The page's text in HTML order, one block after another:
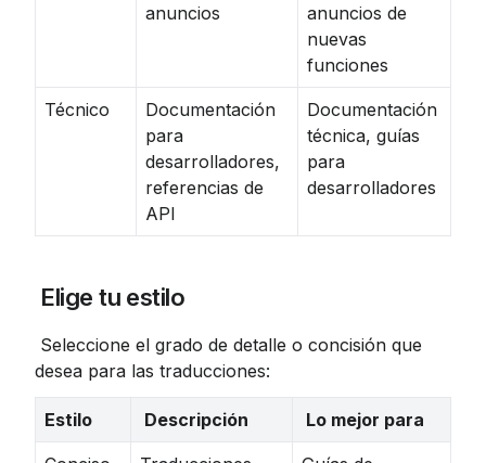
anuncios
anuncios de
nuevas
funciones
Técnico
Documentación
para
desarrolladores,
referencias de
API
Documentación
técnica, guías
para
desarrolladores
Elige tu estilo
desea para las traducciones:
Estilo Descripción Lo mejor para